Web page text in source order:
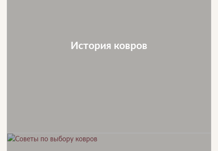
История ковров